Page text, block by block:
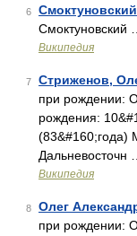
6
Смоктуновский …
Википедия
7 Стриженов,
при рождении:
рождения:
(83&#160;года)
Дальневосточн …
Википедия
8 Олег
при рождении: